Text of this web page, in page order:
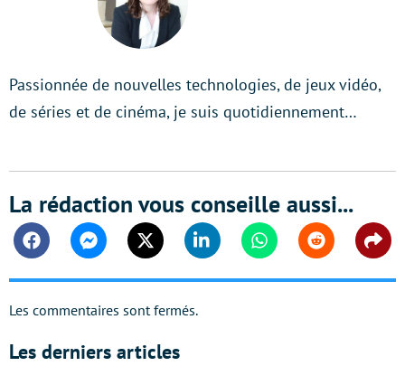
Passionnée de nouvelles technologies, de jeux vidéo,
de séries et de cinéma, je suis quotidiennement…
La rédaction vous conseille aussi...
FacebookMessengerTwitter Linkedin WhatsappReddit
Les commentaires sont fermés.
Les derniers articles